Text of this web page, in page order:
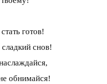
готов!
снов!
обнимайся!